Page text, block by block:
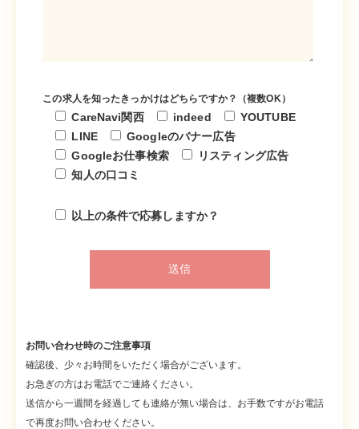
この求人を知ったきっかけはどちらですか？（複数OK）
CareNavi関西 indeed
YOUTUBE
LINE
Googleのバナー広告
Googleお仕事検索
リスティング広告
知人の口コミ
以上の条件で応募しますか？
お問い合わせ時のご注意事項
確認後、少々お時間をいただく場合がございます。
お急ぎの方はお電話でご連絡ください。
送信から一週間を経過しても連絡が無い場合は、お手数ですがお電話
で再度お問い合わせください。